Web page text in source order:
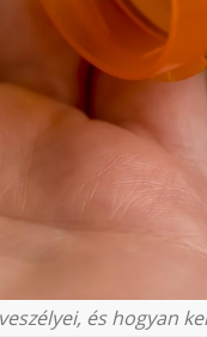
és hogyan